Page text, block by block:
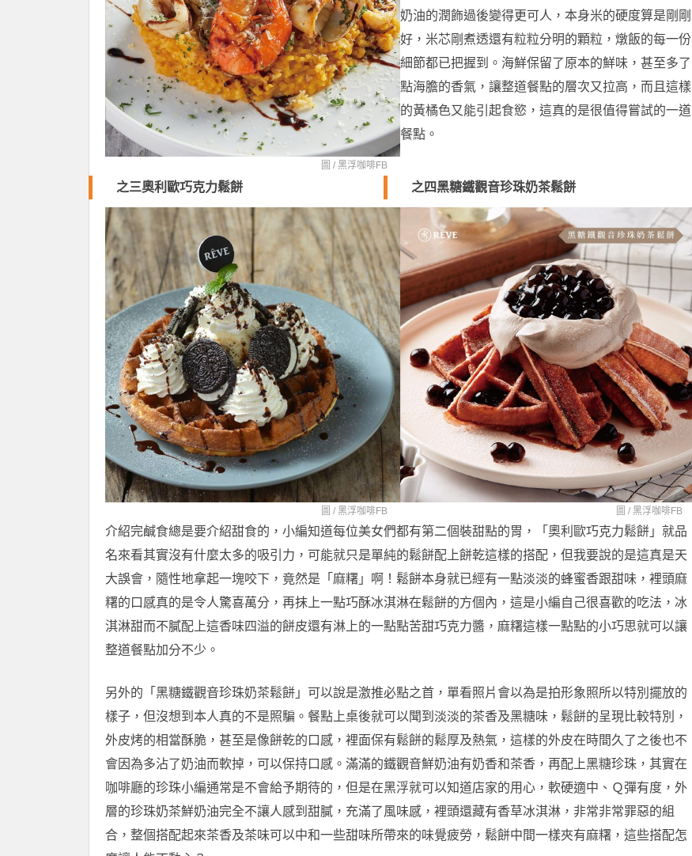
圖 /黑浮咖啡FB
奶油的潤飾過後變得更可人，本身米的硬度算是剛剛
好，米芯剛煮透還有粒粒分明的顆粒，燉飯的每一份
細節都已把握到。海鮮保留了原本的鮮味，甚至多了
點海膽的香氣，讓整道餐點的層次又拉高，而且這樣
的黃橘色又能引起食慾，這真的是很值得嘗試的一道
餐點。
之三奧利歐巧克力鬆餅
圖 /黑浮咖啡FB
之四黑糖鐵觀音珍珠奶茶鬆餅
圖 /黑浮咖啡FB
介紹完鹹食總是要介紹甜食的，小編知道每位美女們都有第二個裝甜點的胃，「奧利歐巧克力鬆餅」就品
名來看其實沒有什麼太多的吸引力，可能就只是單純的鬆餅配上餅乾這樣的搭配，但我要說的是這真是天
大誤會，隨性地拿起一塊咬下，竟然是「麻糬」啊！鬆餅本身就已經有一點淡淡的蜂蜜香跟甜味，裡頭麻
糬的口感真的是令人驚喜萬分，再抹上一點巧酥冰淇淋在鬆餅的方個內，這是小編自己很喜歡的吃法，冰
淇淋甜而不膩配上這香味四溢的餅皮還有淋上的一點點苦甜巧克力醬，麻糬這樣一點點的小巧思就可以讓
整道餐點加分不少。
另外的「黑糖鐵觀音珍珠奶茶鬆餅」可以說是激推必點之首，單看照片會以為是拍形象照所以特別擺放的
樣子，但沒想到本人真的不是照騙。餐點上桌後就可以聞到淡淡的茶香及黑糖味，鬆餅的呈現比較特別，
外皮烤的相當酥脆，甚至是像餅乾的口感，裡面保有鬆餅的鬆厚及熱氣，這樣的外皮在時間久了之後也不
會因為多沾了奶油而軟掉，可以保持口感。滿滿的鐵觀音鮮奶油有奶香和茶香，再配上黑糖珍珠，其實在
咖啡廳的珍珠小編通常是不會給予期待的，但是在黑浮就可以知道店家的用心，軟硬適中、Ｑ彈有度，外
層的珍珠奶茶鮮奶油完全不讓人感到甜膩，充滿了風味感，裡頭還藏有香草冰淇淋，非常非常罪惡的組
合，整個搭配起來茶香及茶味可以中和一些甜味所帶來的味覺疲勞，鬆餅中間一樣夾有麻糬，這些搭配怎